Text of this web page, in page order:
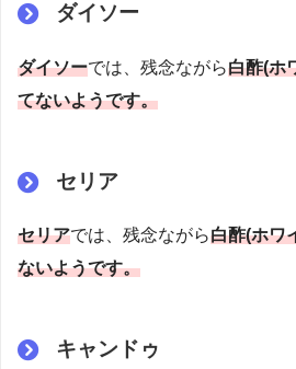
ダイソー
ダイソーでは、残念ながら白酢(ホ
てないようです。
セリア
セリアでは、残念ながら白酢(ホワ
ないようです。
キャンドゥ